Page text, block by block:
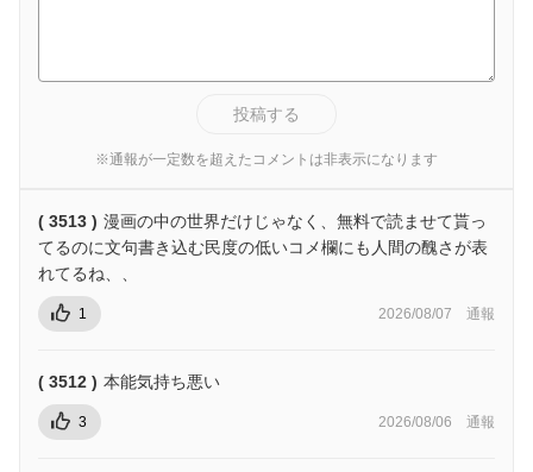
投稿する
※通報が一定数を超えたコメントは非表示になります
( 3513 ) 漫画の中の世界だけじゃなく、無料で読ませて貰っ
てるのに文句書き込む民度の低いコメ欄にも人間の醜さが表
れてるね、、
1 2026/08/07 通報
( 3512 ) 本能気持ち悪い
3 2026/08/06 通報